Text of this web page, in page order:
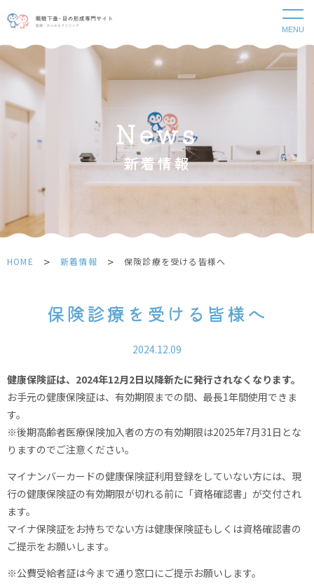
MENU
News
新着情報
HOME > 新着情報 > 保険診療を受ける皆様へ
保険診療を受ける皆様へ
2024.12.09
健康保険証は、2024年12月2日以降新たに発行されなくなります。
お手元の健康保険証は、有効期限までの間、最長1年間使用できま
す。
※後期高齢者医療保険加入者の方の有効期限は2025年7月31日とな
りますのでご注意ください。
マイナンバーカードの健康保険証利用登録をしていない方には、現
行の健康保険証の有効期限が切れる前に「資格確認書」が交付され
ます。
マイナ保険証をお持ちでない方は健康保険証もしくは資格確認書の
ご提示をお願いします。
※公費受給者証は今まで通り窓口にご提示お願いします。